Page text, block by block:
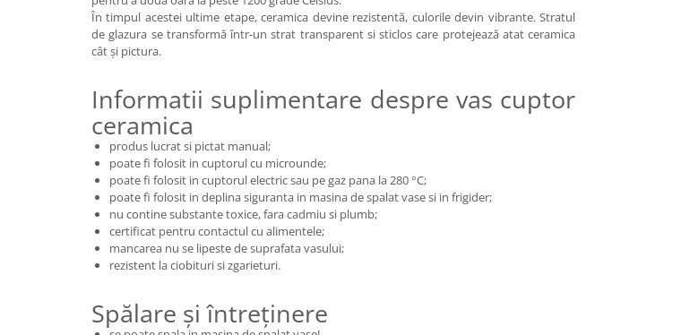
În timpul acestei ultime etape, ceramica devine rezistentă, culorile devin vibrante. Stratul
de glazura se transformă într-un strat transparent si sticlos care protejează atat ceramica
cât și pictura.
Informatii suplimentare despre vas cuptor
ceramica
produs lucrat si pictat manual;
poate fi folosit in cuptorul cu microunde;
poate fi folosit in cuptorul electric sau pe gaz pana la 280 °C;
poate fi folosit in deplina siguranta in masina de spalat vase si in frigider;
nu contine substante toxice, fara cadmiu si plumb;
certificat pentru contactul cu alimentele;
mancarea nu se lipeste de suprafata vasului;
rezistent la ciobituri si zgarieturi.
Spălare și întreținere